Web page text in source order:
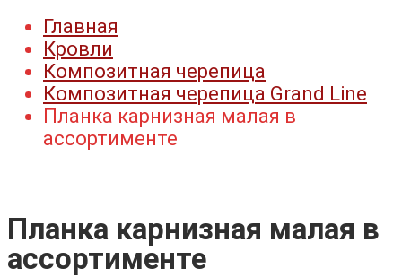
Главная
Кровли
Композитная черепица
Композитная черепица Grand Line
Планка карнизная малая в
ассортименте
Планка карнизная малая в
ассортименте